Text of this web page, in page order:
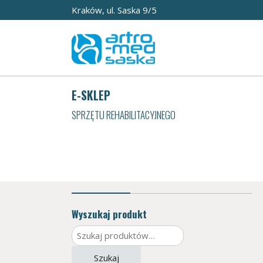
Kraków, ul. Saska 9/5
E-SKLEP
SPRZĘTU REHABILITACYJNEGO
Wyszukaj produkt
Szukaj:
Szukaj